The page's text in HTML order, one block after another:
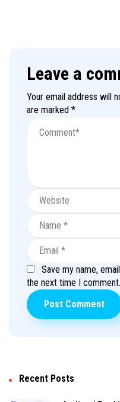
Leave a
Your email address will
are marked *
Save my name,
the next time I comment.
Recent Posts